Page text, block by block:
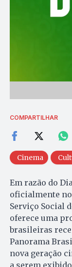
COMPARTILHAR
Cinema
Em razão do
oficialmente no
Serviço Social
oferece uma
brasileiras
Panorama
nova geração